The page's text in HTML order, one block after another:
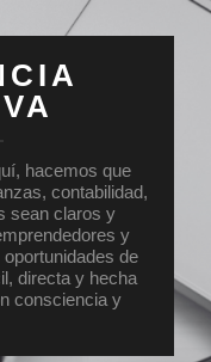
hacemos que
contabilidad,
sean claros y
y
de
directa y hecha
consciencia y